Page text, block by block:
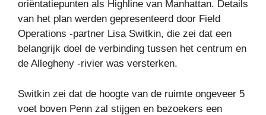
oriëntatiepunten als Highline van Manhattan. Details
van het plan werden gepresenteerd door Field
Operations -partner Lisa Switkin, die zei dat een
belangrijk doel de verbinding tussen het centrum en
de Allegheny -rivier was versterken.
Switkin zei dat de hoogte van de ruimte ongeveer 5
voet boven Penn zal stijgen en bezoekers een